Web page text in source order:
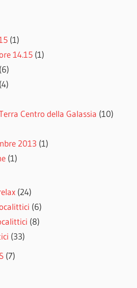
(1)
14.15 (1)
(6)
(4)
Centro della Galassia (10)
2013 (1)
(1)
(24)
(6)
(8)
(33)
(7)